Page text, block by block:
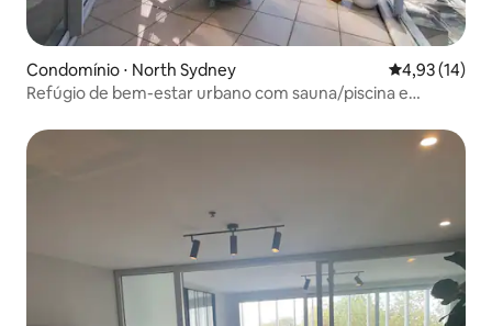
Condomínio ⋅ North Sydney 4,93 de uma
4,93 (14)
Refúgio de bem-estar urbano com sauna/piscina e